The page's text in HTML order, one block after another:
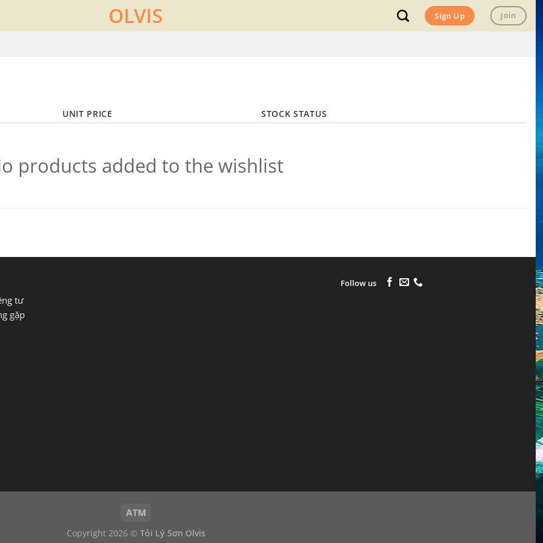
OLVIS Sign Up Join
UNIT PRICE STOCK STATUS
products added to the wishlist
tư
gặp
Follow us
Copyright 2026 © Tỏi Lý Sơn Olvis